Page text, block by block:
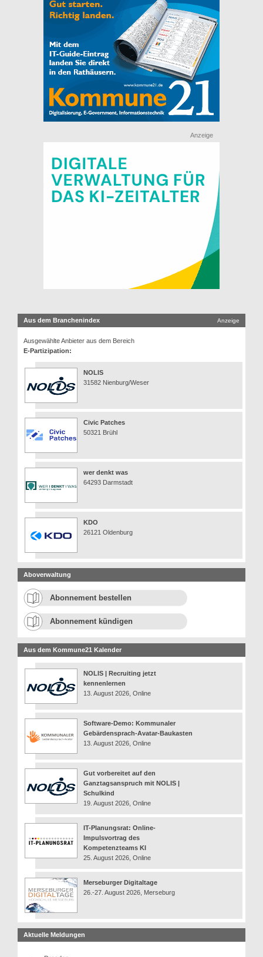
Anzeige
Aus dem Branchenindex Anzeige
Ausgewählte Anbieter aus dem Bereich
E-Partizipation:
NOLIS
31582 Nienburg/Weser
Civic Patches
50321 Brühl
wer denkt was
64293 Darmstadt
KDO
26121 Oldenburg
Aboverwaltung
Abonnement bestellen
Abonnement kündigen
Aus dem Kommune21 Kalender
NOLIS | Recruiting jetzt
kennenlernen
13. August 2026, Online
Software-Demo: Kommunaler
Gebärdensprach-Avatar-Baukasten
13. August 2026, Online
Gut vorbereitet auf den
Ganztagsanspruch mit NOLIS |
Schulkind
19. August 2026, Online
IT-Planungsrat: Online-
Impulsvortrag des
Kompetenzteams KI
25. August 2026, Online
Merseburger Digitaltage
26.-27. August 2026, Merseburg
Aktuelle Meldungen